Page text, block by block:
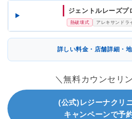
ジェントルレーズプ
熱破壊式 アレキサンドラ
詳しい料金・店舗詳細・
＼無料カウンセリ
(公式)レジーナクリ
キャンペーンで予